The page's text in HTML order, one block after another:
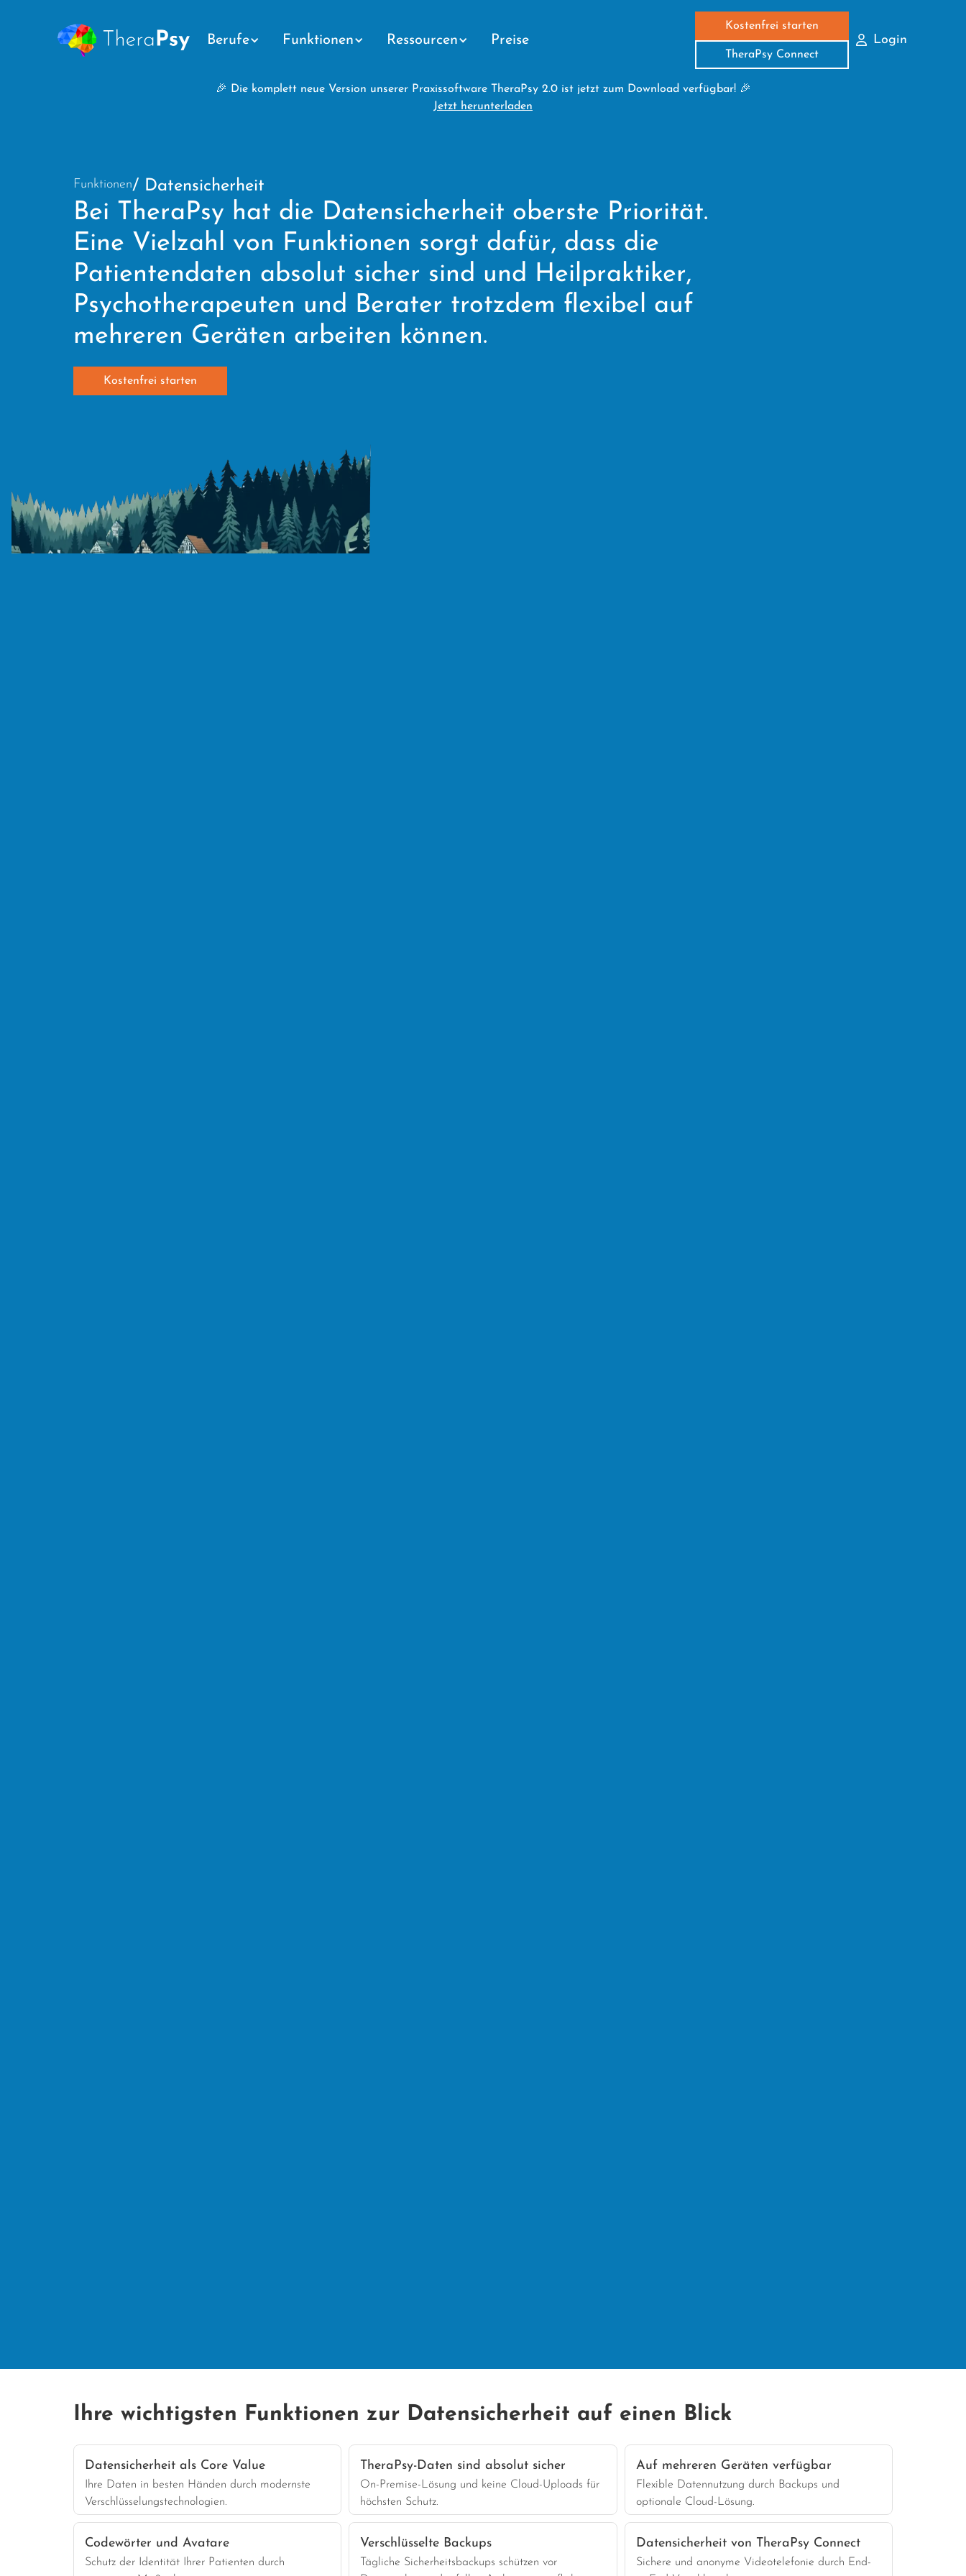
Berufe Funktionen Ressourcen Preise
Kostenfrei starten
TheraPsy Connect
Login
🎉 Die komplett neue Version unserer Praxissoftware TheraPsy 2.0 ist jetzt zum Download verfügbar! 🎉
Jetzt herunterladen
Funktionen/ Datensicherheit
Bei TheraPsy hat die Datensicherheit oberste Priorität.
Eine Vielzahl von Funktionen sorgt dafür, dass die
Patientendaten absolut sicher sind und Heilpraktiker,
Psychotherapeuten und Berater trotzdem flexibel auf
mehreren Geräten arbeiten können.
Kostenfrei starten
Ihre wichtigsten Funktionen zur Datensicherheit auf einen Blick
Datensicherheit als Core Value
Ihre Daten in besten Händen durch modernste
Verschlüsselungstechnologien.
TheraPsy-Daten sind absolut sicher
On-Premise-Lösung und keine Cloud-Uploads für
höchsten Schutz.
Auf mehreren Geräten verfügbar
Flexible Datennutzung durch Backups und
optionale Cloud-Lösung.
Codewörter und Avatare
Schutz der Identität Ihrer Patienten durch
Verschlüsselte Backups
Tägliche Sicherheitsbackups schützen vor
Datensicherheit von TheraPsy Connect
Sichere und anonyme Videotelefonie durch End-